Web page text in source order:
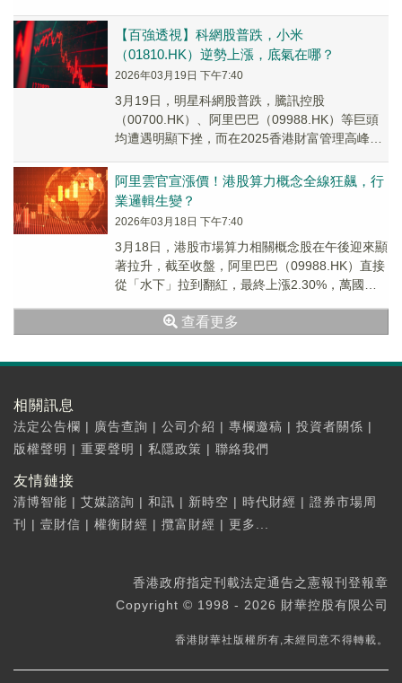
【百強透視】科網股普跌，小米
（01810.HK）逆勢上漲，底氣在哪？
2026年03月19日 下午7:40
3月19日，明星科網股普跌，騰訊控股
（00700.HK）、阿里巴巴（09988.HK）等巨頭
均遭遇明顯下挫，而在2025香港財富管理高峰論
阿里雲官宣漲價！港股算力概念全線狂飆，行
業邏輯生變？
2026年03月18日 下午7:40
3月18日，港股市場算力相關概念股在午後迎來顯
著拉升，截至收盤，阿里巴巴（09988.HK）直接
從「水下」拉到翻紅，最終上漲2.30%，萬國數
查看更多
相關訊息
法定公告欄 | 廣告查詢 | 公司介紹 | 專欄邀稿 | 投資者關係 |
版權聲明 | 重要聲明 | 私隱政策 | 聯絡我們
友情鏈接
清博智能 | 艾媒諮詢 | 和訊 | 新時空 | 時代財經 | 證券市場周
刊
| 壹財信 | 權衡財經 | 攬富財經 | 更多...
香港政府指定刊載法定通告之憲報刊登報章
Copyright © 1998 - 2026 財華控股有限公司
香港財華社版權所有,未經同意不得轉載。